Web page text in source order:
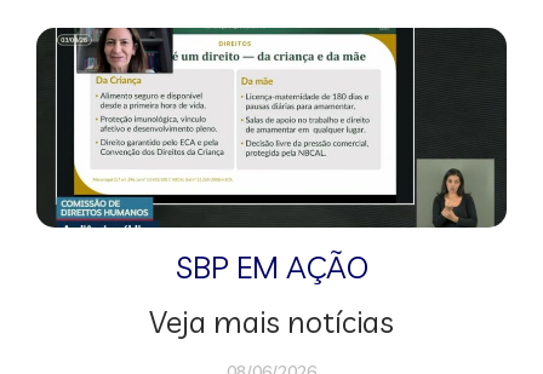
SBP EM AÇÃO
Veja mais notícias